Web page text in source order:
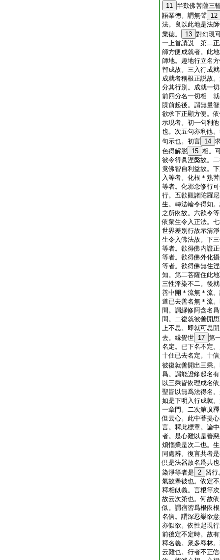
11 半歎佛菩薩三
語業徳。謂無聲 12
法。良以此地是法
業徳。
13 對幻現
一上首請説 第二正
師方便成就者。此
師地。趣地行立名
智成故。三入行成
成就者稱根正説故
分其行別。成就一
前四分名一切相 就
牒前起後。謂無量
欲求下正顯方便。
示現者。初一句利
也。次五句亦利他
句示也。初言 14
色得解脱 15 相。
彼令得眞涅槃故。
竟佛智自利益故。
入等者。化根＊熟
等者。化邪念修行
行。五欲觀諸陀羅
生。轉法輪令得知
之所依故。六欲令
依衆生令入正法。
世界差別行故示清
生令入佛法故。下
等者。欲得佛内證
等者。欲得佛外化
等者。欲得佛無住
知。第二菩薩住此
三性淨染不二。後
善中開＊流無＊流
道已去善名無＊流
間。謂縁修阿含名
間。二復就彼善開
上不思。即就可思
去。縁覺世 17 第
名定。已下名不定
十住已去名定。十
彼復就善開出三乘
爲。謂能證修起名
以三乘皆依理成名
聖皆以無爲法得名
如是下明入行成就
一章門。二次第廣
但云心。此中菩提
言。釋此標章。論
者。是心難以是善
煩惱業是次二也。
同處辨。復言共者
倶是法器故名爲共
染淨等者是 2 習行
氣故擧彼也。依定
釋相似義。言根等
故云次第也。何故
似。謂宿習爲根依
名信。謂深忍樂欲
亦似欲。依性起現
前後定不定時。故
釋名義。衆多釋林
云難也。行者不正